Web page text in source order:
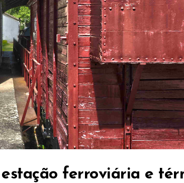
ferroviária e